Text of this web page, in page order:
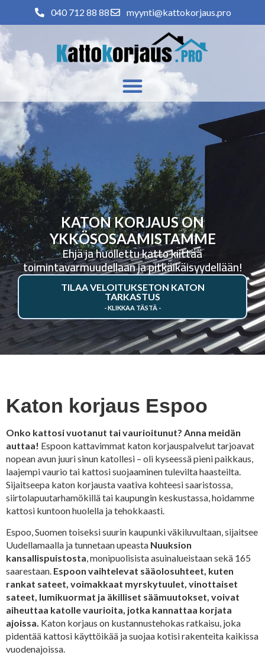
040 712 88 88 myynti@kattokorjaus.pro
KATON KORJAUS ON
YKKÖSOSAAMISTAMME
Ehjä ja huollettu katto kiittää
toimintavarmuudellaan ja pitkäikäisyydellään!
TILAA VELOITUKSETON KATON
TARKASTUS
Katon korjaus Espoo
Onko kattosi vuotanut tai vaurioitunut? Anna meidän
auttaa! Espoon kattavimmat katon korjauspalvelut tarjoavat
nopean avun juuri sinun katollesi – oli kyseessä pieni paikkaus,
laajempi vaurio tai kattosi suojaaminen tulevilta haasteilta.
Sijaitseepa katon korjausta vaativa kohteesi saaristossa,
siirtolapuutarhamökillä tai kaupungin keskustassa, hoidamme
kattosi kuntoon huolella ja tehokkaasti.
Espoo, Suomen toiseksi suurin kaupunki väkiluvultaan, sijaitsee
Uudellamaalla ja tunnetaan upeasta Nuuksion
kansallispuistosta, monipuolisista asuinalueistaan sekä 165
saarestaan. Espoon vaihtelevat sääolosuhteet, kuten
rankat sateet, voimakkaat myrskytuulet, vinottaiset
sateet, lumikuormat ja äkilliset säämuutokset, voivat
aiheuttaa katolle vaurioita, jotka kannattaa korjata
ajoissa. Katon korjaus on kustannustehokas ratkaisu, joka
pidentää kattosi käyttöikää ja suojaa kotisi rakenteita kaikissa
vuodenajoissa.